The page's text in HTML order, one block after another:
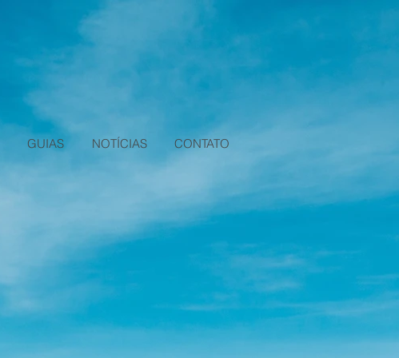
GUIAS NOTÍCIAS CONTATO